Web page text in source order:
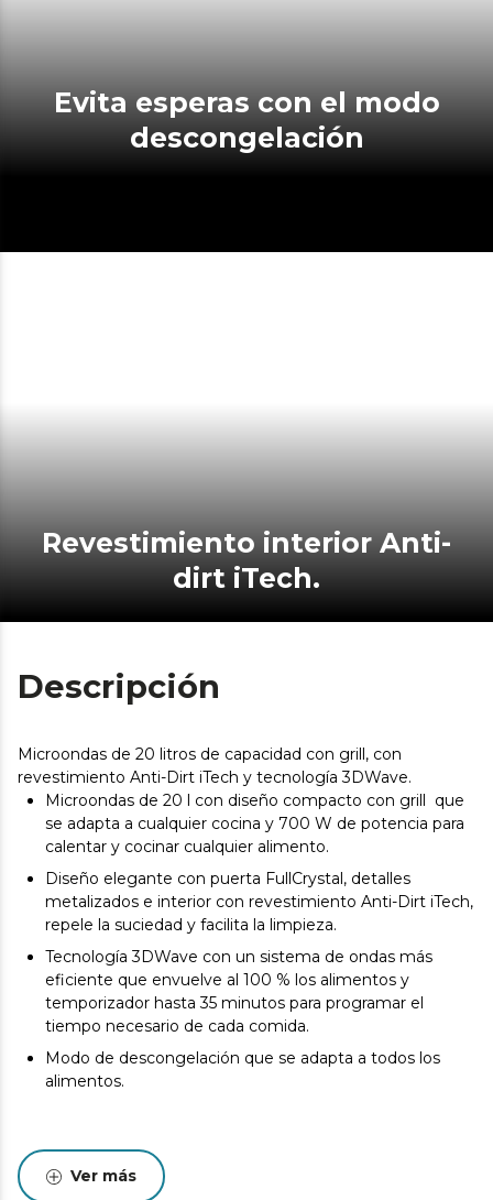
Evita esperas con el modo
descongelación
Revestimiento interior Anti-
dirt iTech.
Descripción
Microondas de 20 litros de capacidad con grill, con
revestimiento Anti-Dirt iTech y tecnología 3DWave.
Microondas de 20 l con diseño compacto con grill que
se adapta a cualquier cocina y 700 W de potencia para
calentar y cocinar cualquier alimento.
Diseño elegante con puerta FullCrystal, detalles
metalizados e interior con revestimiento Anti-Dirt iTech,
repele la suciedad y facilita la limpieza.
Tecnología 3DWave con un sistema de ondas más
eficiente que envuelve al 100 % los alimentos y
temporizador hasta 35 minutos para programar el
tiempo necesario de cada comida.
Modo de descongelación que se adapta a todos los
alimentos.
Ver más